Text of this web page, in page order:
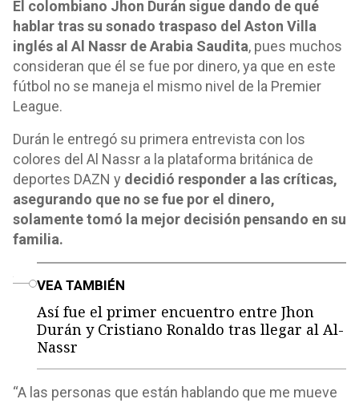
El colombiano Jhon Durán sigue dando de qué
hablar tras su sonado traspaso del Aston Villa
inglés al Al Nassr de Arabia Saudita, pues muchos
consideran que él se fue por dinero, ya que en este
fútbol no se maneja el mismo nivel de la Premier
League.
Durán le entregó su primera entrevista con los
colores del Al Nassr a la plataforma británica de
deportes DAZN y decidió responder a las críticas,
asegurando que no se fue por el dinero,
solamente tomó la mejor decisión pensando en su
familia.
VEA TAMBIÉN
Así fue el primer encuentro entre Jhon
Durán y Cristiano Ronaldo tras llegar al Al-
Nassr
“A las personas que están hablando que me mueve